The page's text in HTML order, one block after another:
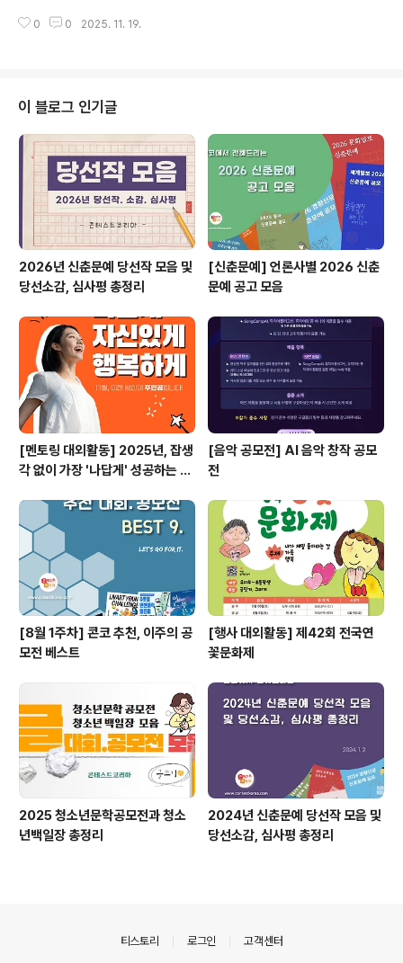
9.(목)(장소 : 경기도 양주 조명박물관)○ 최..
외교부는 ‘태평양도서국 외교장관과 함께하는 태평양도서
오니 많은 관심과 참여를 바랍니다. ◎ 주제태평양도서국
외교장관과 함께하는 태평양도서국 이야기 ◎ 일자2025
년 12월 9일(화) *시간 추후 안내 ◎ 장소커뮤니티하우스
마실 (서울시 명동 소재) ◎ 진행언어영어 (한-영 통역 제
공) ◎ 주요 프로그램(안)- 발표 [피지 출신 한국 유학생,
대외경제..
0 0 2025. 11. 19.
이 블로그 인기글
2026년 신춘문예 당선작 모음 및
당선소감, 심사평 총정리
[신춘문예] 언론사별 2026 신춘
문예 공고 모음
[멘토링 대외활동] 2025년, 잡생
각 없이 가장 '나답게' 성공하는 법
[음악 공모전] AI 음악 창작 공모
전
[8월 1주차] 콘코 추천, 이주의 공
모전 베스트
[행사 대외활동] 제42회 전국연
꽃문화제
2025 청소년문학공모전과 청소
년백일장 총정리
2024년 신춘문예 당선작 모음 및
당선소감, 심사평 총정리
티스토리 로그인 고객센터